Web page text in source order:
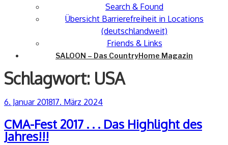
Search & Found
Übersicht Barrierefreiheit in Locations
(deutschlandweit)
Friends & Links
SALOON – Das CountryHome Magazin
Schlagwort: USA
Veröffentlicht
6. Januar 201817. März 2024
CMA-Fest 2017 . . . Das Highlight des
Jahres!!!